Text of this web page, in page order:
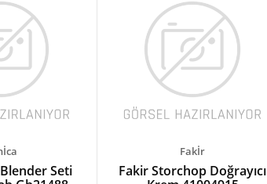
Seti
Fakİr
Fakir Storchop Doğrayıcı